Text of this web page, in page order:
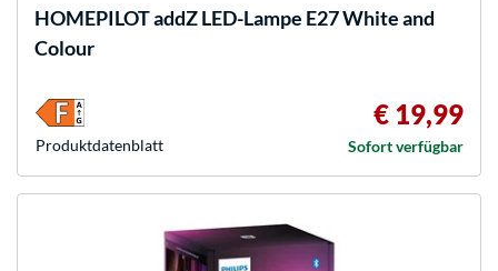
HOMEPILOTaddZ LED-Lampe E27 White and
Colour
€ 19,99
Sofort verfügbar
Produkt­datenblatt